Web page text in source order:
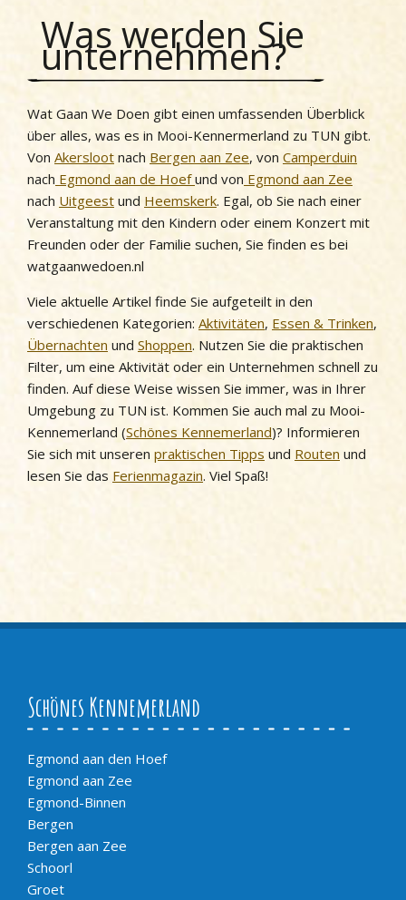
Was werden Sie
unternehmen?
Wat Gaan We Doen gibt einen umfassenden Überblick
über alles, was es in Mooi-Kennermerland zu TUN gibt.
Von Akersloot nach Bergen aan Zee, von Camperduin
nach Egmond aan de Hoefund von Egmond aan Zee
nach Uitgeest und Heemskerk. Egal, ob Sie nach einer
Veranstaltung mit den Kindern oder einem Konzert mit
Freunden oder der Familie suchen, Sie finden es bei
watgaanwedoen.nl
Viele aktuelle Artikel finde Sie aufgeteilt in den
verschiedenen Kategorien: Aktivitäten, Essen & Trinken,
Übernachten und Shoppen. Nutzen Sie die praktischen
Filter, um eine Aktivität oder ein Unternehmen schnell zu
finden. Auf diese Weise wissen Sie immer, was in Ihrer
Umgebung zu TUN ist. Kommen Sie auch mal zu Mooi-
Kennemerland (Schönes Kennemerland)? Informieren
Sie sich mit unseren praktischen Tipps und Routen und
lesen Sie das Ferienmagazin. Viel Spaß!
Schönes Kennemerland
Egmond aan den Hoef
Egmond aan Zee
Egmond-Binnen
Bergen
Bergen aan Zee
Schoorl
Groet